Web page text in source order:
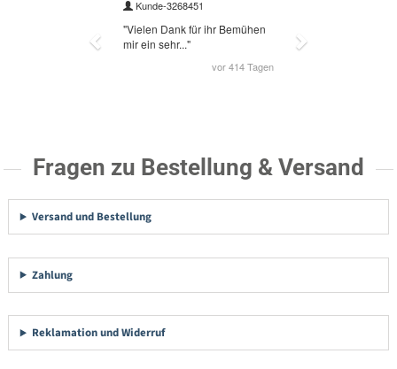
Fragen zu Bestellung & Versand
Versand und Bestellung
Zahlung
Reklamation und Widerruf